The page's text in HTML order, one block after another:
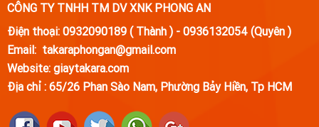
CÔNG TY TNHH TM DV XNK PHONG AN
Điện thoại: 0932090189 ( Thành ) - 0936132054 (Quyên )
Email: takaraphongan@gmail.com
Website: giaytakara.com
Địa chỉ : 65/26 Phan Sào Nam, Phường Bảy Hiền, Tp HCM